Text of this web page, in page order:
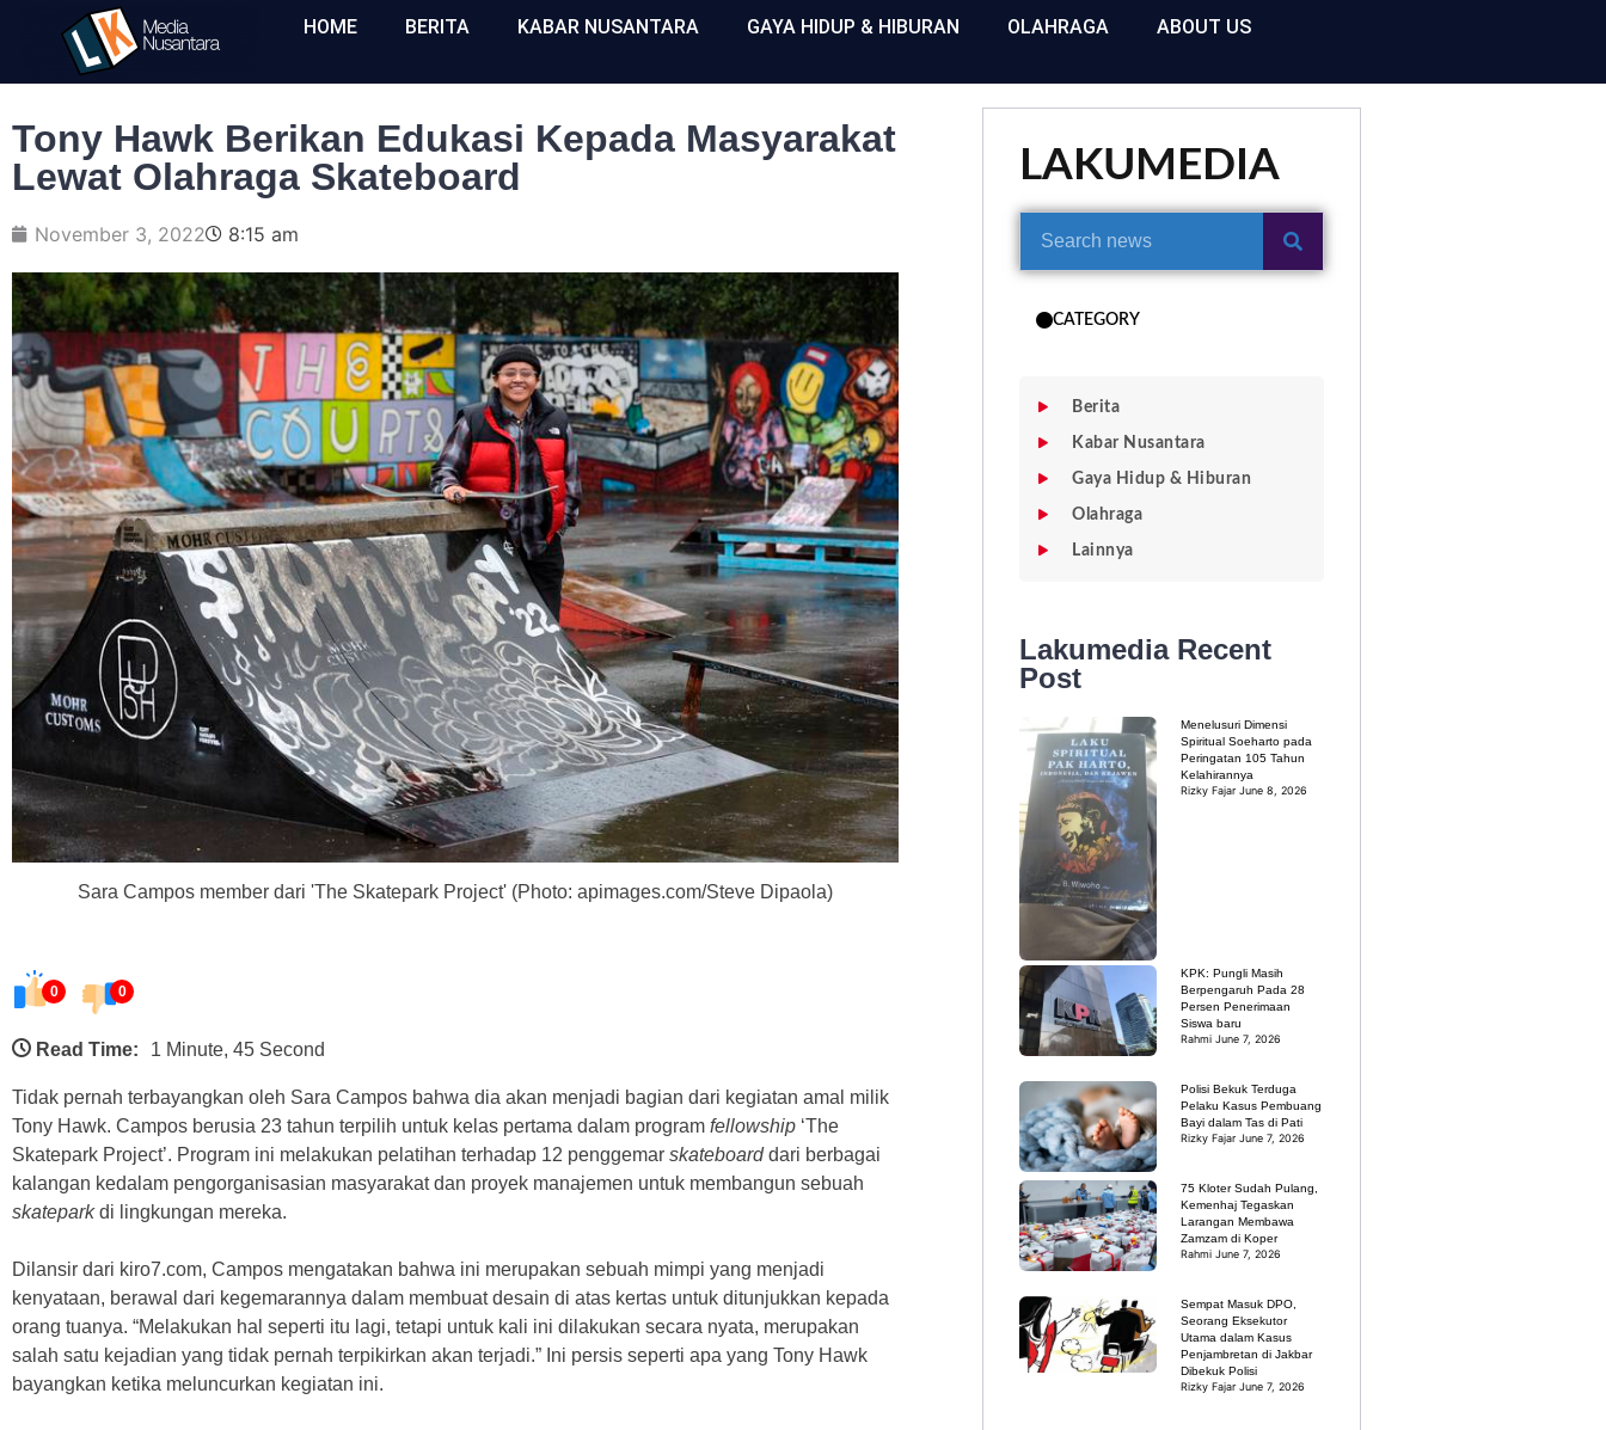
HOME BERITA KABAR NUSANTARA GAYA HIDUP & HIBURAN OLAHRAGA ABOUT US
Tony Hawk Berikan Edukasi Kepada Masyarakat
Lewat Olahraga Skateboard
November 3, 2022 8:15 am
Sara Campos member dari 'The Skatepark Project' (Photo: apimages.com/Steve Dipaola)
0 0
Read Time: 1 Minute, 45 Second
Tidak pernah terbayangkan oleh Sara Campos bahwa dia akan menjadi bagian dari kegiatan amal milik
Tony Hawk. Campos berusia 23 tahun terpilih untuk kelas pertama dalam program fellowship ‘The
Skatepark Project’. Program ini melakukan pelatihan terhadap 12 penggemar skateboarddari berbagai
kalangan kedalam pengorganisasian masyarakat dan proyek manajemen untuk membangun sebuah
skateparkdi lingkungan mereka.
Dilansir dari kiro7.com, Campos mengatakan bahwa ini merupakan sebuah mimpi yang menjadi
kenyataan, berawal dari kegemarannya dalam membuat desain di atas kertas untuk ditunjukkan kepada
orang tuanya. “Melakukan hal seperti itu lagi, tetapi untuk kali ini dilakukan secara nyata, merupakan
salah satu kejadian yang tidak pernah terpikirkan akan terjadi.” Ini persis seperti apa yang Tony Hawk
bayangkan ketika meluncurkan kegiatan ini.
LAKUMEDIA
CATEGORY
Berita
Kabar Nusantara
Gaya Hidup & Hiburan
Olahraga
Lainnya
Lakumedia Recent
Post
Menelusuri Dimensi
Spiritual Soeharto pada
Peringatan 105 Tahun
Kelahirannya
Rizky FajarJune 8, 2026
KPK: Pungli Masih
Berpengaruh Pada 28
Persen Penerimaan
Siswa baru
Rahmi June 7, 2026
Polisi Bekuk Terduga
Pelaku Kasus Pembuang
Bayi dalam Tas di Pati
Rizky FajarJune 7, 2026
75 Kloter Sudah Pulang,
Kemenhaj Tegaskan
Larangan Membawa
Zamzam di Koper
Rahmi June 7, 2026
Sempat Masuk DPO,
Seorang Eksekutor
Utama dalam Kasus
Penjambretan di Jakbar
Dibekuk Polisi
Rizky FajarJune 7, 2026